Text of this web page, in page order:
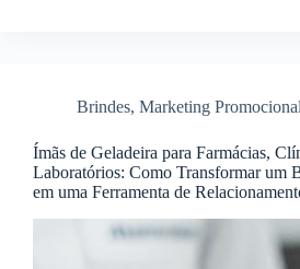
Brindes, Marketing Promocional
Ímãs de Geladeira para Farmácias,
Laboratórios: Como Transformar um
em uma Ferramenta de